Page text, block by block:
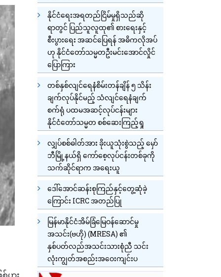
ပွား
နိုင်ငံရေးအရတည်ငြိမ်မှုရှိသည်ဆို
ရာတွင် ပြည်သူလူထု၏ စားရေးနှင့်
စီးပွားရေး အဆင်ပြေရန် အဓိကလိုအပ်
ဟု နိုင်ငံတော်သမ္မတဦးမင်းအောင်လှိုင်
ပြောကြား
တစ်နှစ်လျင်ရေနံစိမ်းတန်ချိန် ၅ သိန်း
ချက်လုပ်နိုင်မည့် သံလျင်ရေနံချက်
စက်ရုံ ပထမအဆင့်လုပ်ငန်းများ
နိုင်ငံတော်သမ္မတ စစ်ဆေးကြည့်ရှု
လျှပ်စစ်ဓါတ်အား ခိုးယူသုံးစွဲသည့် မှော်
ဘီမြို့နယ်ရှိ ကော်စေ့လုပ်ငန်းတစ်ခုကို
သက်ဆိုင်ရာက အရေးယူ
ဒေါ်အောင်ဆန်းစုကြည်နှင့်တွေ့ဆုံခဲ့
ကြောင်း ICRC အတည်ပြု
မြန်မာနိုင်ငံအိမ်ခြံမြေဝန်ဆောင်မှု
အသင်း(ဗဟို) (MRESA) ၏
နှစ်ပတ်လည်အသင်းသားစုံညီ သင်း
လုံးကျွတ်အစည်းအဝေးကျင်းပ